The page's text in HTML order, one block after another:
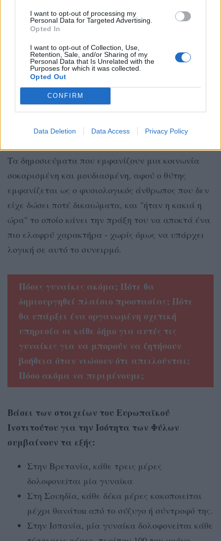
I want to opt-out of processing my
Personal Data for Targeted Advertising.
Opted In
I want to opt-out of Collection, Use,
Retention, Sale, and/or Sharing of my
Personal Data that Is Unrelated with the
Purposes for which it was collected.
Opted Out
CONFIRM
Data Deletion Data Access Privacy Policy
Συχνά τα εγκλήματα αυτά συνδυάζονται με
αναφορές στη ζήλια του θύτη ή τη χρήση
ναpκωτικών ή αλκοόλ, ώστε άκριτα να
δικαιολογήσουν τις ενέργειες του δράστη του
eγκλήματος, ή χρησιμοποιούν εκφράσεις
όπως: "έγκλημα πάθους", απεικονίζοντας έτσι τις
ανθρωποκτονίες ως "ιστορίες αγάπης" ή
επιφανειακή κάλυψη της κατάστασης.
Tα δημοσιεύματα που εμφανίζουν μια κοινωνία
σοκαρισμένη και μουδιασμένη, αφού ο θύτης
εμφανίζεται ως ο φυσιολογικός άνθρωπος που δεν
είχε δώσει ποτέ δικαιώματα, και "ήταν η κακιά η
ώρα" το οποίο κάνει την πράξη του να αποκτά ένα
πιο ελαφρύ χαρακτήρα - χωρίς όμως να υπάρχει
λογική σε αυτό το συνειρμό.
Πόσες γυναίκες ακόμα; Πότε θα
δημιουργηθεί πλαίσιο προστασίας; Πότε
θα υπάρξει ένα οργανωμένη σχετική
υπηρεσία σε κάθε δήμο για αυτές τις
γυναίκες για να μπορούν να ζητήσουν
βοήθεια όταν νιώσουν ότι απειλούνται;
Πόσο ακόμα να περιμένουμε;
Βάσει των στοιχείων του Ευρωπαϊκού
Ινστιτούτου για την Ισότητα των Φύλων
συμβαίνουν τα εξής:
Στην Βρετανία, κάθε τρεις μέρες
δολοφονεiται μία γυναίκα
Στη Σουηδία, κάθε δέκα μέρες κακοποιεiται
μέχρι θανάτοu από το σύζυγο ή σύντροφό της.
Στην Ισπανία, μία γυναίκα δολοφονεiται κάθε